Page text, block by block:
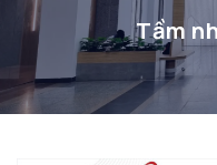
Tầm